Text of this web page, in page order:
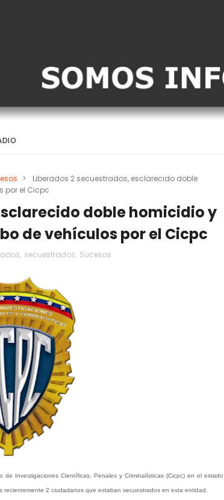
>
Liberados 2 secuestrados, esclarecido doble
por el Cicpc
doble homicidio y
de vehículos por el Cicpc
, secuestrados, Sucesos
Investigaciones Científicas, Penales y Criminalísticas (Cicpc) en el estado
2 ciudadanos que estaban secuestrados en esta entidad.